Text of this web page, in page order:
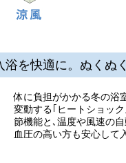
を快適に。ぬくぬ
体に負担がかかる冬の浴
変動する｢ヒートショッ
節機能と､温度や風速の
血圧の高い方も安心して